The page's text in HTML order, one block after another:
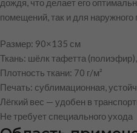
дождя, что делает его
помещений, так и для наружного
Размер: 90×135 см
Ткань: шёлк тафетта
Плотность ткани: 70 г/м²
Печать: сублимационная,
Лёгкий вес — удобен в
Не требует специального ухода